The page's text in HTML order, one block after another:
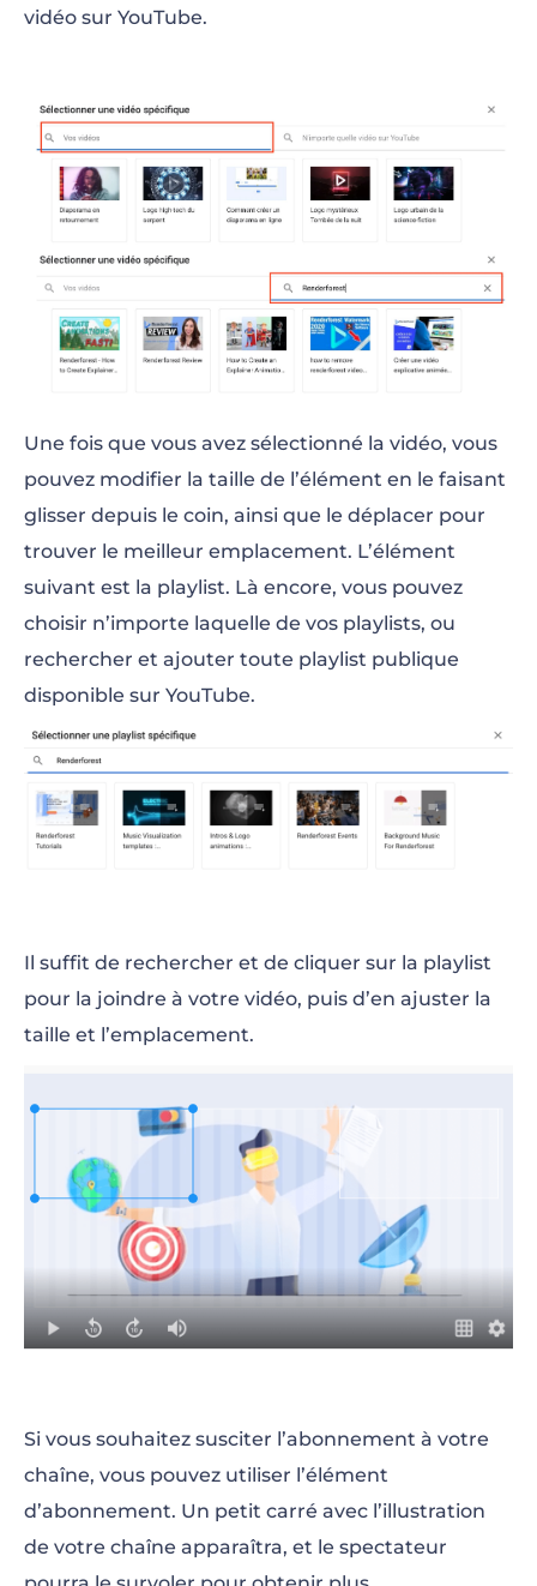
vidéo sur YouTube.
Une fois que vous avez sélectionné la vidéo, vous
pouvez modifier la taille de l’élément en le faisant
glisser depuis le coin, ainsi que le déplacer pour
trouver le meilleur emplacement. L’élément
suivant est la playlist. Là encore, vous pouvez
choisir n’importe laquelle de vos playlists, ou
rechercher et ajouter toute playlist publique
disponible sur YouTube.
Il suffit de rechercher et de cliquer sur la playlist
pour la joindre à votre vidéo, puis d’en ajuster la
taille et l’emplacement.
Si vous souhaitez susciter l’abonnement à votre
chaîne, vous pouvez utiliser l’élément
d’abonnement. Un petit carré avec l’illustration
de votre chaîne apparaîtra, et le spectateur